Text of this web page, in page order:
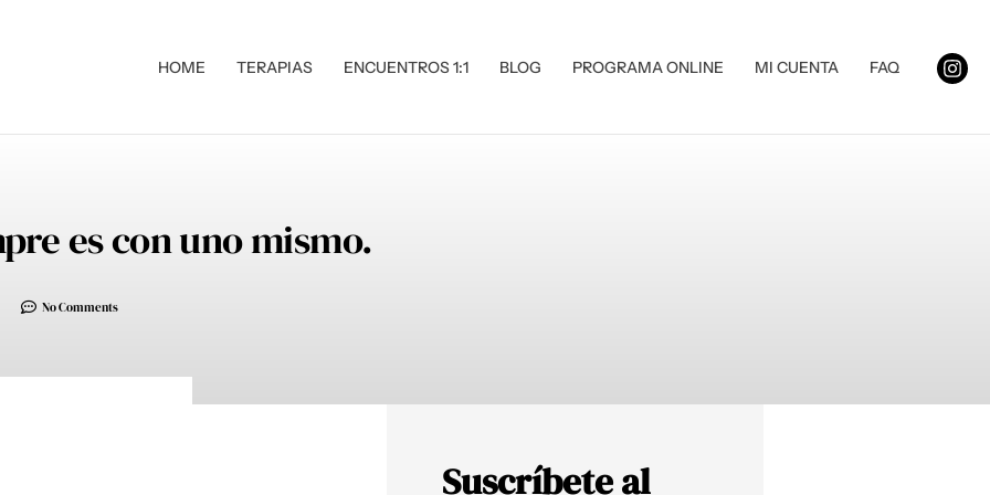
HOME TERAPIAS ENCUENTROS 1:1 BLOG PROGRAMA ONLINE MI CUENTA FAQ
es con uno mismo.
No Comments
Suscríbete al